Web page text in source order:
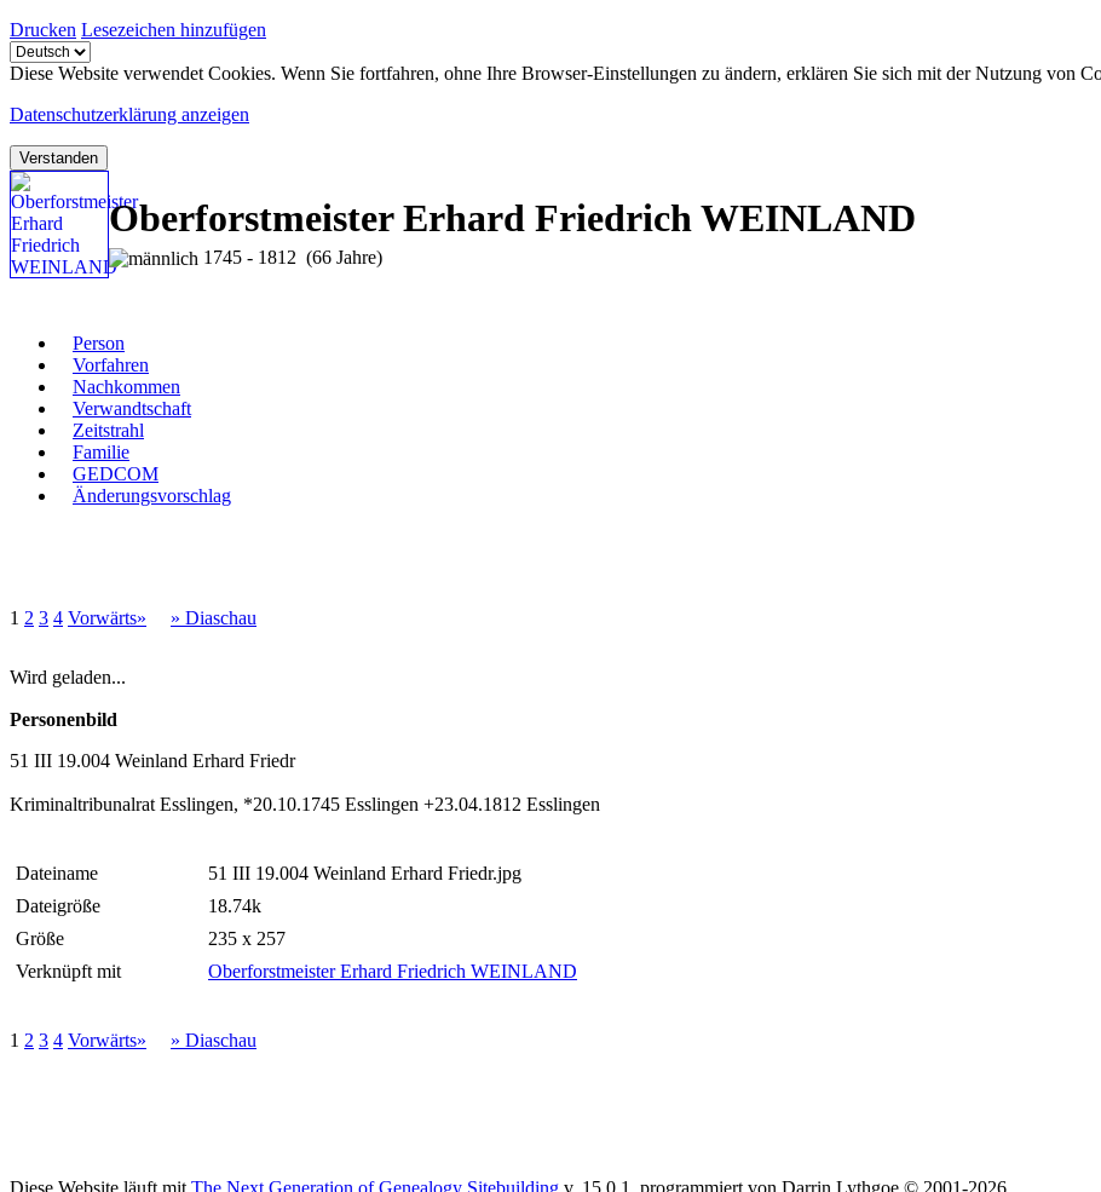
Drucken Lesezeichen hinzufügen
Diese Website verwendet Cookies. Wenn Sie fortfahren, ohne Ihre Browser-Einstellungen zu ändern, erklären Sie sich mit der Nutzung von
Datenschutzerklärung anzeigen
Verstanden
Oberforstmeister Erhard Friedrich WEINLAND
1745 - 1812 (66 Jahre)
Person
Vorfahren
Nachkommen
Verwandtschaft
Zeitstrahl
Familie
GEDCOM
Änderungsvorschlag
1 2 3 4 Vorwärts» » Diaschau
Wird geladen...
Personenbild
51 III 19.004 Weinland Erhard Friedr
Kriminaltribunalrat Esslingen, *20.10.1745 Esslingen +23.04.1812 Esslingen
Dateiname
51 III 19.004 Weinland Erhard Friedr.jpg
Dateigröße
18.74k
Größe
235 x 257
Verknüpft mit
Oberforstmeister Erhard Friedrich WEINLAND
1 2 3 4 Vorwärts» » Diaschau